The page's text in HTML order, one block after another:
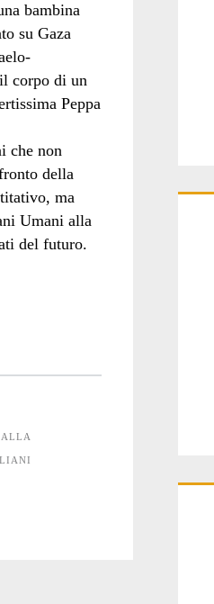
bambina
su Gaza
corpo di un
Peppa
che non
della
ma
Umani alla
del futuro.